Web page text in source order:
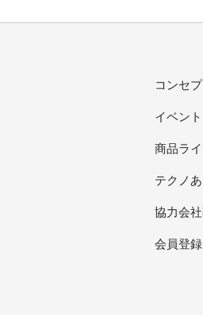
コンセプ
イベント
商品ラ
テクノ
協力会
会員登録